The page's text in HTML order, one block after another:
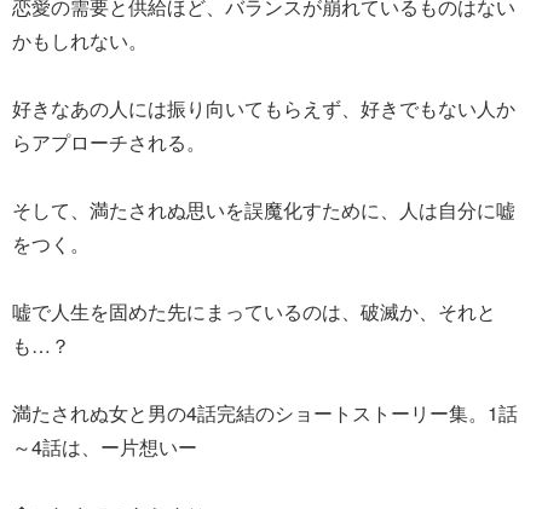
恋愛の需要と供給ほど、バランスが崩れているものはない
かもしれない。
好きなあの人には振り向いてもらえず、好きでもない人か
らアプローチされる。
そして、満たされぬ思いを誤魔化すために、人は自分に嘘
をつく。
嘘で人生を固めた先にまっているのは、破滅か、それと
も…？
満たされぬ女と男の4話完結のショートストーリー集。1話
～4話は、ー片想いー